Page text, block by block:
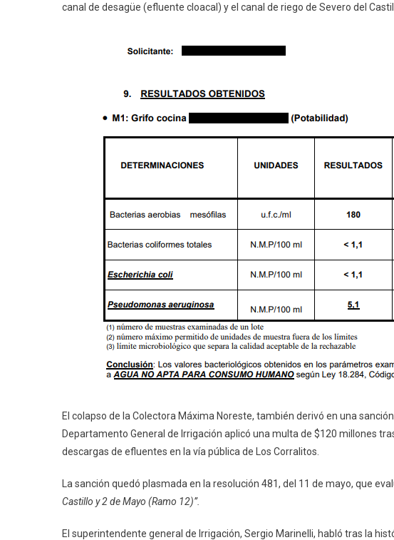
canal de desagüe (efluente cloacal) y el canal de riego de Severo del
El colapso de la Colectora Máxima Noreste, también derivó en una
Departamento General de Irrigación aplicó una multa de $120 millones
descargas de efluentes en la vía pública de Los Corralitos.
La sanción quedó plasmada en la resolución 481, del 11 de mayo, que
Castillo y 2 de Mayo (Ramo 12)”.
El superintendente general de Irrigación, Sergio Marinelli, habló tras la